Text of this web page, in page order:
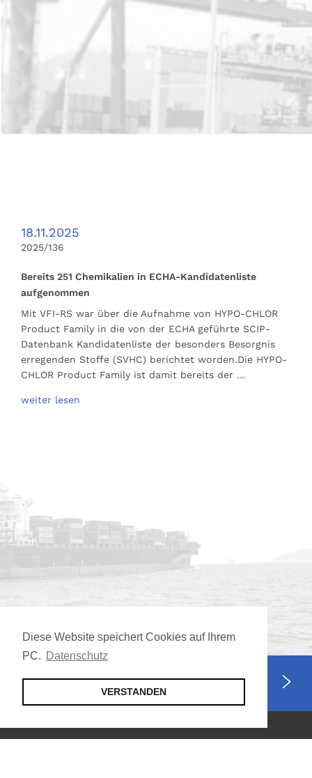
Diese Website speichert Cookies auf Ihrem
PC. Datenschutz
VERSTANDEN
18.11.2025
2025/136
Bereits 251 Chemikalien in ECHA-Kandidatenliste
aufgenommen
Mit VFI-RS war über die Aufnahme von HYPO-CHLOR
Product Family in die von der ECHA geführte SCIP-
Datenbank Kandidatenliste der besonders Besorgnis
erregenden Stoffe (SVHC) berichtet worden.Die HYPO-
CHLOR Product Family ist damit bereits der …
weiter lesen
Jetzt Mitglied werden